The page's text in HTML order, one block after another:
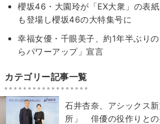
櫻坂46・大園玲が「EX大衆」の表
も登場し櫻坂46の大特集号に
幸福女優・千眼美子、約1年半ぶり
らパワーアップ」宣言
カテゴリー記事一覧
石井杏奈、アシックス
所」 俳優の役作りとの